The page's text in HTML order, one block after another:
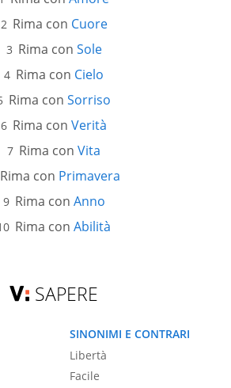
Rima con Cuore
Rima con Sole
Rima con Cielo
Rima con Sorriso
Rima con Verità
Rima con Vita
Rima con Primavera
Rima con Anno
Rima con Abilità
SAPERE
SINONIMI E CONTRARI
Libertà
Facile